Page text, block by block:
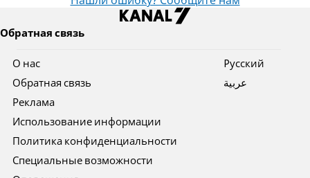
Обратная связь
О нас
Обратная связь
Реклама
Использование информации
Политика конфиденциальности
Специальные возможности
Pусский
عربية